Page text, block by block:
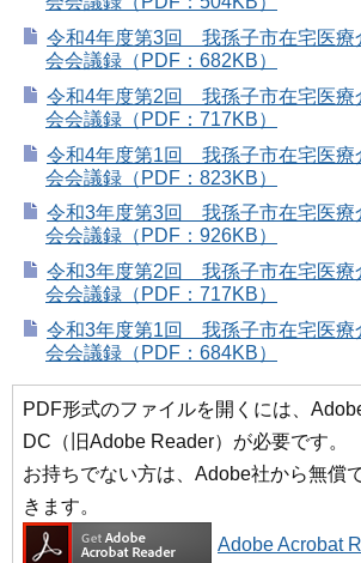
令和4年度第3回 我孫子市在宅医療
会会議録（PDF：682KB）
令和4年度第2回 我孫子市在宅医療
会会議録（PDF：717KB）
令和4年度第1回 我孫子市在宅医療
会会議録（PDF：823KB）
令和3年度第3回 我孫子市在宅医療
会会議録（PDF：926KB）
令和3年度第2回 我孫子市在宅医療
会会議録（PDF：717KB）
令和3年度第1回 我孫子市在宅医療
会会議録（PDF：684KB）
PDF形式のファイルを開くには、
DC（旧Adobe Reader）が必要です。
お持ちでない方は、Adobe社から無償
きます。
Adobe Acrobat